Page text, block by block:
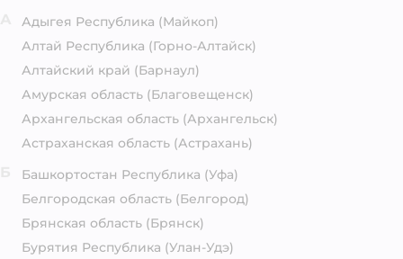
Адыгея Республика (Майкоп)
Алтай Республика (Горно-Алтайск)
Алтайский край (Барнаул)
Амурская область (Благовещенск)
Архангельская область (Архангельск)
Астраханская область (Астрахань)
Башкортостан Республика (Уфа)
Белгородская область (Белгород)
Брянская область (Брянск)
Бурятия Республика (Улан-Удэ)